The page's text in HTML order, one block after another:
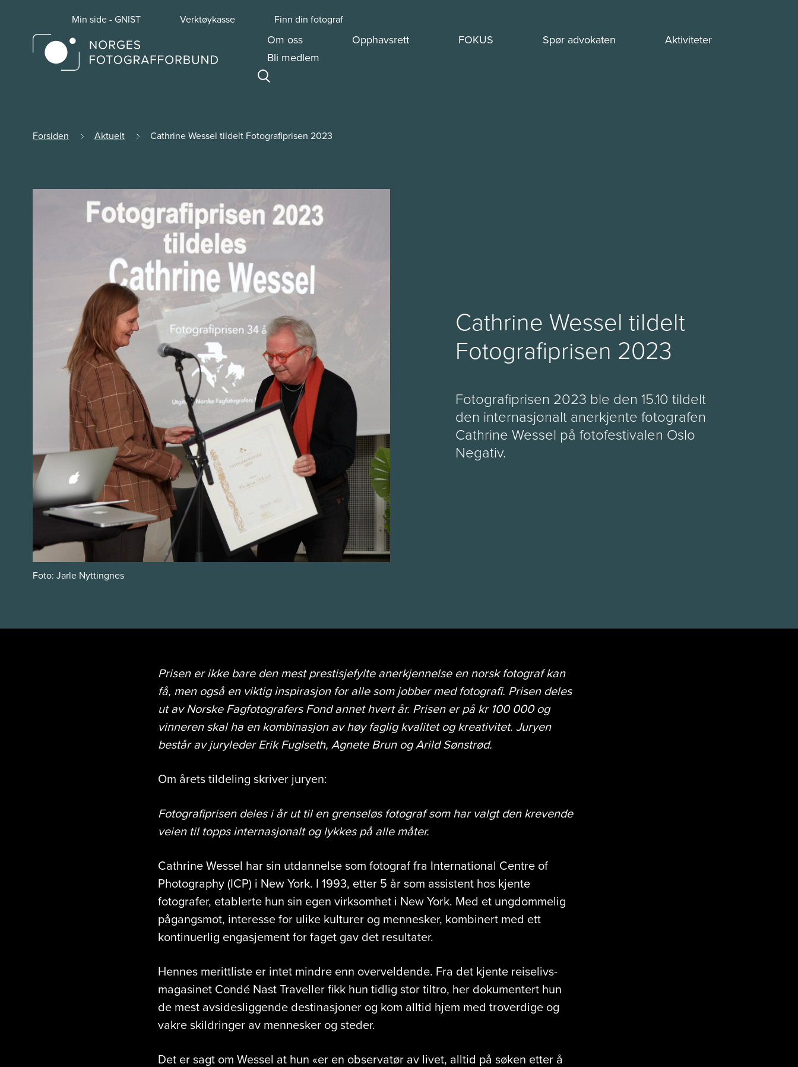
Min side - GNIST Verktøykasse Finn din fotograf
Om oss Opphavsrett FOKUS Spør advokaten
Aktiviteter
Bli medlem
Forsiden Aktuelt Cathrine Wessel tildelt Fotografiprisen 2023
Foto: Jarle Nyttingnes
Cathrine Wessel tildelt
Fotografiprisen 2023
Fotografiprisen 2023 ble den 15.10 tildelt
den internasjonalt anerkjente fotografen
Cathrine Wessel på fotofestivalen Oslo
Negativ.
Prisen er ikke bare den mest prestisjefylte anerkjennelse en norsk fotograf kan
få, men også en viktig inspirasjon for alle som jobber med fotografi. Prisen deles
ut av Norske Fagfotografers Fond annet hvert år. Prisen er på kr 100 000 og
vinneren skal ha en kombinasjon av høy faglig kvalitet og kreativitet. Juryen
består av juryleder Erik Fuglseth, Agnete Brun og Arild Sønstrød.
Om årets tildeling skriver juryen:
Fotografiprisen deles i år ut til en grenseløs fotograf som har valgt den krevende
veien til topps internasjonalt og lykkes på alle måter.
Cathrine Wessel har sin utdannelse som fotograf fra International Centre of
Photography (ICP) i New York. I 1993, etter 5 år som assistent hos kjente
fotografer, etablerte hun sin egen virksomhet i New York. Med et ungdommelig
pågangsmot, interesse for ulike kulturer og mennesker, kombinert med ett
kontinuerlig engasjement for faget gav det resultater.
Hennes merittliste er intet mindre enn overveldende. Fra det kjente reiselivs-
magasinet Condé Nast Traveller fikk hun tidlig stor tiltro, her dokumentert hun
de mest avsidesliggende destinasjoner og kom alltid hjem med troverdige og
vakre skildringer av mennesker og steder.
Det er sagt om Wessel at hun «er en observatør av livet, alltid på søken etter å